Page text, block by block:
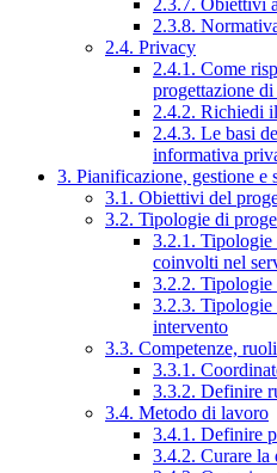
2.3.7. Obiettivi
2.3.8.
2.4. Privacy
2.4.1. Come
progettazione
2.4.2. Richiedi
2.4.3. Le basi
informativa
3. Pianificazione, gestione e
3.1. Obiettivi del
3.2. Tipologie di
3.2.1. Tipologie
coinvolti nel
3.2.2. Tipologie
3.2.3. Tipologie
intervento
3.3. Competenze,
3.3.1.
3.3.2. Definire
3.4. Metodo di lavoro
3.4.1. Definire
3.4.2. Curare la